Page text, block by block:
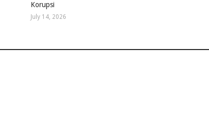
Korupsi
July 14, 2026